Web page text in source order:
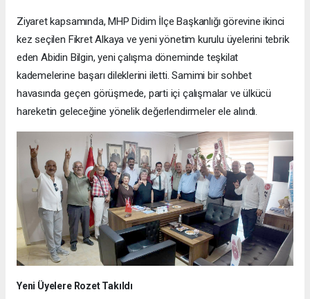
Ziyaret kapsamında, MHP Didim İlçe Başkanlığı görevine ikinci
kez seçilen Fikret Alkaya ve yeni yönetim kurulu üyelerini tebrik
eden Abidin Bilgin, yeni çalışma döneminde teşkilat
kademelerine başarı dileklerini iletti. Samimi bir sohbet
havasında geçen görüşmede, parti içi çalışmalar ve ülkücü
hareketin geleceğine yönelik değerlendirmeler ele alındı.
Yeni Üyelere Rozet Takıldı